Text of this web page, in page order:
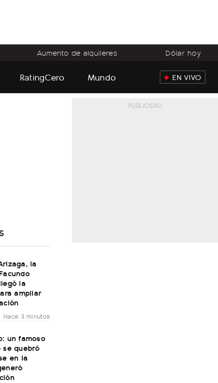
Aumento de alquileres Dólar hoy
RatingCero Mundo EN VIVO
la
la
ampliar
Hace 3 minutos
un famoso
se quebró
en la